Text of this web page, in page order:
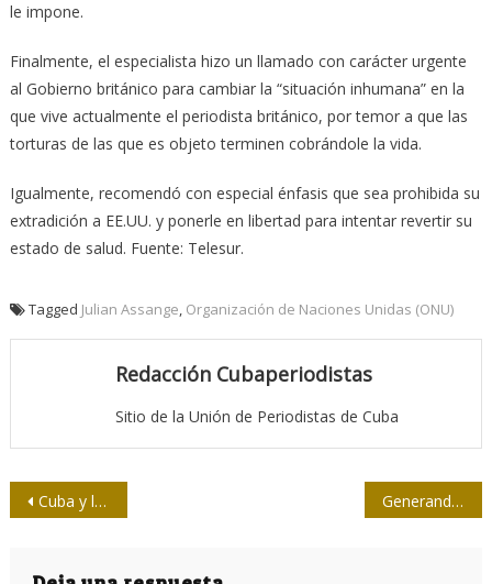
le impone.
Finalmente, el especialista hizo un llamado con carácter urgente
al Gobierno británico para cambiar la “situación inhumana” en la
que vive actualmente el periodista británico, por temor a que las
torturas de las que es objeto terminen cobrándole la vida.
Igualmente, recomendó con especial énfasis que sea prohibida su
extradición a EE.UU. y ponerle en libertad para intentar revertir su
estado de salud. Fuente: Telesur.
Tagged Julian Assange, Organización de Naciones Unidas (ONU)
Redacción Cubaperiodistas
Sitio de la Unión de Periodistas de Cuba
Navegación
Cuba y las “tropas cibernéticas”: Cómo se manipula un estudio Generando periodismo de género